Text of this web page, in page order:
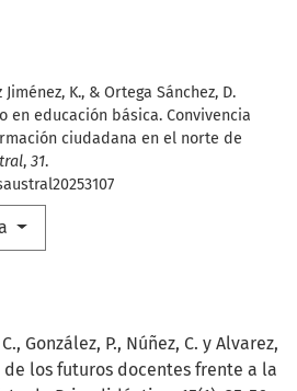
Jiménez, K., & Ortega Sánchez, D.
en educación básica. Convivencia
ciudadana en el norte de
, 31.
González, P., Núñez, C. y Alvarez,
de los futuros docentes frente a la